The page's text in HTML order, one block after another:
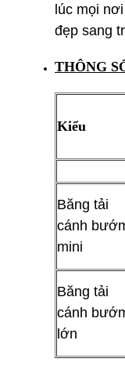
lúc mọi
đẹp sang
THÔNG
Kiểu
Băng tải
cánh
mini
Băng tải
cánh
lớn